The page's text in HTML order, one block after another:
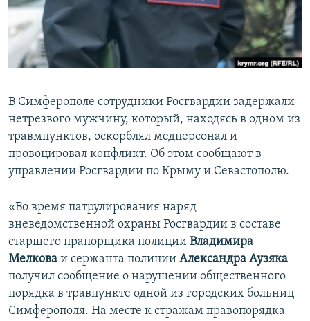
ПОБЕДИТЕЛЕЙ НЕ СУДЯТ?
КРЫМ.НЕПОКОРЕННЫЙ
ELIFBE
ПРИСОЕДИНЯЙТЕСЬ!
Все сайты RFE/RL
В Симферополе сотрудники Росгвардии задержали
нетрезвого мужчину, который, находясь в одном из
травмпунктов, оскорблял медперсонал и
провоцировал конфликт. Об этом сообщают в
управлении Росгвардии по Крыму и Севастополю.
«Во время патрулирования наряд
вневедомственной охраны Росгвардии в составе
старшего прапорщика полиции Владимира
Мелкова и сержанта полиции Александра Аузяка
получил сообщение о нарушении общественного
порядка в травпункте одной из городских больниц
Симферополя. На месте к стражам правопорядка